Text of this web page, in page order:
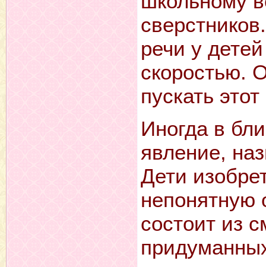
речи у
скоростью.
пускать
Иногда в
явление,
Дети
состоит из